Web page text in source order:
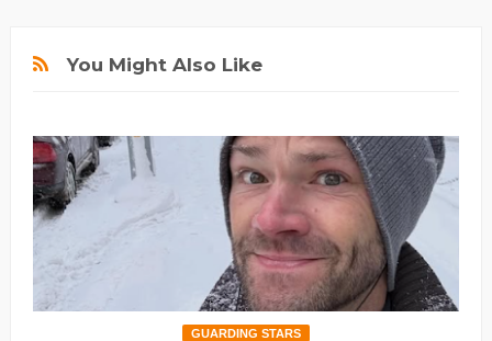
You Might Also Like
GUARDING STARS